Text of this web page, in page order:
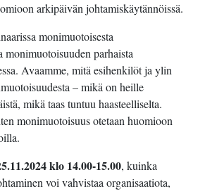
arkipäivän johtamiskäytännöissä.
monimuotoisesta
parhaista
Avaamme, mitä esihenkilöt ja ylin
– mikä on heille
mikä taas tuntuu haasteelliselta.
monimuotoisuus otetaan huomioon
klo 14.00-15.00, kuinka
voi vahvistaa organisaatiota,